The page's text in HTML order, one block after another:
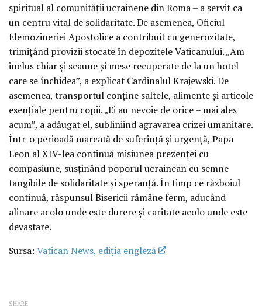
spiritual al comunității ucrainene din Roma – a servit ca
un centru vital de solidaritate. De asemenea, Oficiul
Elemozineriei Apostolice a contribuit cu generozitate,
trimițând provizii stocate în depozitele Vaticanului. „Am
inclus chiar și scaune și mese recuperate de la un hotel
care se închidea”, a explicat Cardinalul Krajewski. De
asemenea, transportul conține saltele, alimente și articole
esențiale pentru copii. „Ei au nevoie de orice – mai ales
acum”, a adăugat el, subliniind agravarea crizei umanitare.
Într-o perioadă marcată de suferință și urgență, Papa
Leon al XIV-lea continuă misiunea prezenței cu
compasiune, susținând poporul ucrainean cu semne
tangibile de solidaritate și speranță. În timp ce războiul
continuă, răspunsul Bisericii rămâne ferm, aducând
alinare acolo unde este durere și caritate acolo unde este
devastare.
Sursa: Vatican News, ediția engleză
SHARE